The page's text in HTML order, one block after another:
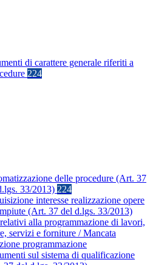
di carattere generale riferiti a
224
delle procedure (Art. 37
33/2013) 224
interesse realizzazione opere
(Art. 37 del d.lgs. 33/2013)
alla programmazione di lavori,
servizi e forniture / Mancata
programmazione
sul sistema di qualificazione